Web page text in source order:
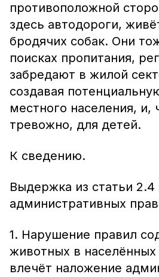
противоположной
здесь автодороги,
бродячих собак. Они
поисках пропитания,
забредают в жилой
создавая
местного населения, и,
тревожно, для детей.
К сведению.
Выдержка из статьи
административных
1. Нарушение правил
животных в населённых
влечёт наложение